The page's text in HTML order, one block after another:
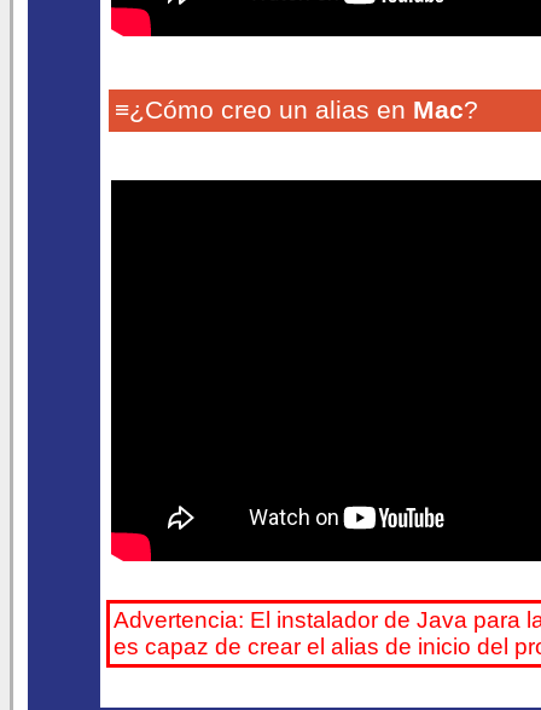
≡¿Cómo creo un alias en Mac?
Advertencia: El instalador de Java para
es capaz de crear el alias de inicio del